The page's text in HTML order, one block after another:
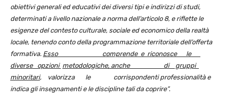
obiettivi generali ed educativi dei diversi tipi e indirizzi di studi,
determinati a livello nazionale a norma dell’articolo 8, e riflette le
esigenze del contesto culturale, sociale ed economico della realtà
locale, tenendo conto della programmazione territoriale dell’offerta
formativa. Esso comprende e riconosce le
diverse opzioni metodologiche, anche di gruppi
minoritari, valorizza le corrispondenti professionalità e
indica gli insegnamenti e le discipline tali da coprire”.